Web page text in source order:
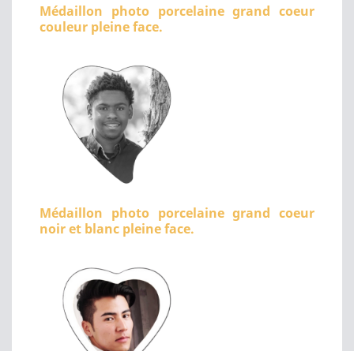
Médaillon photo porcelaine grand coeur
couleur pleine face.
Médaillon photo porcelaine grand coeur
noir et blanc pleine face.